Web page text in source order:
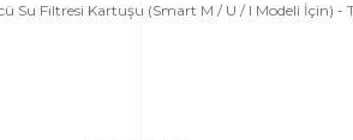
Su Filtresi Kartuşu (Smart M / U / I Modeli İçin) -